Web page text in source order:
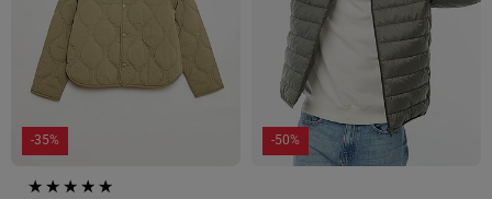
-35% -50%